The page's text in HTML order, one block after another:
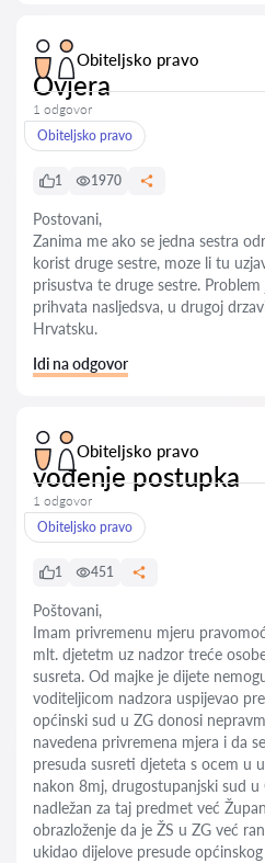
Obiteljsko pravo
Ovjera
1 odgovor
Obiteljsko pravo
1 1970
Postovani,
Zanima me ako se jedna sestra
korist druge sestre, moze li tu
prisustva te druge sestre.
prihvata nasljedsva, u drugoj
Hrvatsku.
Idi na odgovor
Obiteljsko pravo
vođenje postupka
1 odgovor
Obiteljsko pravo
1 451
Poštovani,
Imam privremenu mjeru
mlt. djetetm uz nadzor treće
susreta. Od majke je dijete
voditeljicom nadzora uspijevao
općinski sud u ZG donosi
navedena privremena mjera i da
presuda susreti djeteta s ocem u
nakon 8mj, drugostupanjski sud
nadležan za taj predmet već
obrazloženje da je ŽS u ZG već
ukidao dijelove presude